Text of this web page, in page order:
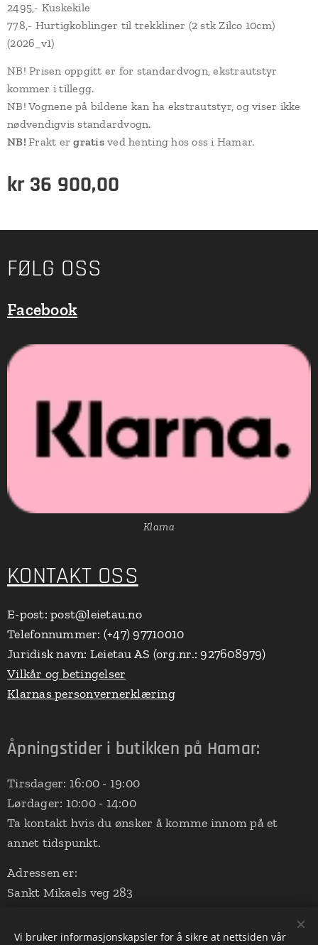
2495,- Kuskekile
778,- Hurtigkoblinger til trekkliner (2 stk Zilco 10cm)
(2026_v1)
NB! Prisen oppgitt er for standardvogn, ekstrautstyr
kommer i tillegg.
NB! Vognene på bildene kan ha ekstrautstyr, og viser ikke
nødvendigvis standardvogn.
NB! Frakt ergratisved henting hos oss i Hamar.
kr 36 900,00
FØLG OSS
Facebook
Klarna
KONTAKT OSS
E-post: post@leietau.no
Telefonnummer: (+47) 97710010
Juridisk navn: Leietau AS (org.nr.: 927608979)
Vilkår og betingelser
Klarnas personvernerklæring
Åpningstider i butikken på Hamar:
Tirsdager: 16:00 - 19:00
Lørdager: 10:00 - 14:00
Ta kontakt hvis du ønsker å komme innom på et
annet tidspunkt.
Adressen er:
Sankt Mikaels veg 283
(Aalerud Stall - nede ved ridebanen)
Vi bruker informasjonskapsler for å sikre at nettsiden vår